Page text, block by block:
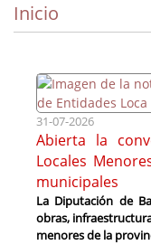
Inicio
31-07-2026
Abierta la
Locales
municipales
La Diputación de
obras,
menores de la